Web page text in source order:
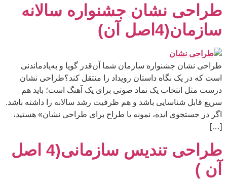
طراحی نشان جشنواره سالانه
سازمان(4اصل آن)
طراحی نشان جشنواره سازمان شما آن‌قدر گویا و به‌یادماندنی
است که در یک نگاه داستان رویداد را منتقل کند؟طراحی نشان
درست مثل انتخاب یک نماد صوتی برای یک آهنگ است؛ باید هم
سریع قابل شناسایی باشد و هم ظرفیت رشد سالانه را داشته باشد.
اگر در جستجوی ایده، نمونه یا طراح برای طراحی نشان» هستید،
[…]
طراحی تندیس سازمانی(4 اصل
آن )